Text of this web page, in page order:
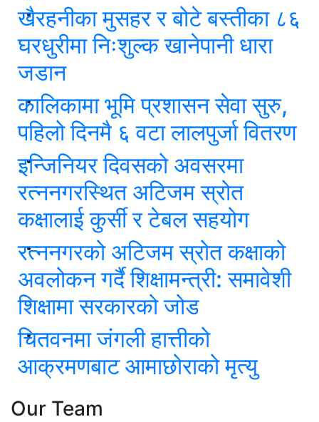
खैरहनीका मुसहर र बोटे बस्तीका ८६
घरधुरीमा निःशुल्क खानेपानी धारा
जडान
कालिकामा भूमि प्रशासन सेवा सुरु,
पहिलो दिनमै ६ वटा लालपुर्जा वितरण
इन्जिनियर दिवसको अवसरमा
रत्ननगरस्थित अटिजम स्रोत
कक्षालाई कुर्सी र टेबल सहयोग
रत्ननगरको अटिजम स्रोत कक्षाको
अवलोकन गर्दै शिक्षामन्त्री: समावेशी
शिक्षामा सरकारको जोड
चितवनमा जंगली हात्तीको
आक्रमणबाट आमाछोराको मृत्यु
Our Team